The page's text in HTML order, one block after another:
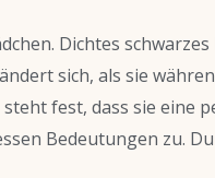
Dichtes
sich, als sie
fest, dass sie eine
Bedeutungen zu.